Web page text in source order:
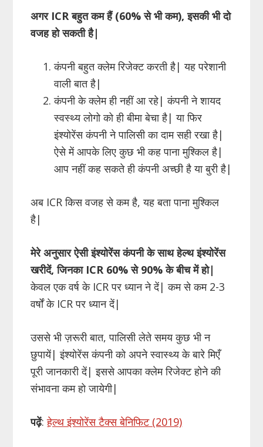
अगर ICR बहुत कम हैं (60% से भी कम), इसकी भी दो
वजह हो सकती है|
कंपनी बहुत क्लेम रिजेक्ट करती है| यह परेशानी
वाली बात है|
कंपनी के क्लेम ही नहीं आ रहे| कंपनी ने शायद
स्वस्थ्य लोगो को ही बीमा बेचा है| या फिर
इंश्योरेंस कंपनी ने पालिसी का दाम सही रखा है|
ऐसे में आपके लिए कुछ भी कह पाना मुश्किल है|
आप नहीं कह सकते ही कंपनी अच्छी है या बुरी है|
अब ICR किस वजह से कम है, यह बता पाना मुश्किल
है|
मेरे अनुसार ऐसी इंश्योरेंस कंपनी के साथ हेल्थ इंश्योरेंस
खरीदें, जिनका ICR 60% से 90% के बीच में हो|
केवल एक वर्ष के ICR पर ध्यान ने दें| कम से कम 2-3
वर्षों के ICR पर ध्यान दें|
उससे भी ज़रूरी बात, पालिसी लेते समय कुछ भी न
छुपायें| इंश्योरेंस कंपनी को अपने स्वास्थ्य के बारे मिएँ
पूरी जानकारी दें| इससे आपका क्लेम रिजेक्ट होने की
संभावना कम हो जायेगी|
पढ़ें:हेल्थ इंश्योरेंस टैक्स बेनिफिट (2019)